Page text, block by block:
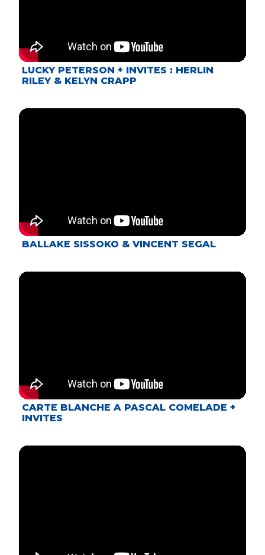
LUCKY PETERSON + INVITES : HERLIN
RILEY & KELYN CRAPP
BALLAKE SISSOKO & VINCENT SEGAL
CARTE BLANCHE A PASCAL COMELADE +
INVITES